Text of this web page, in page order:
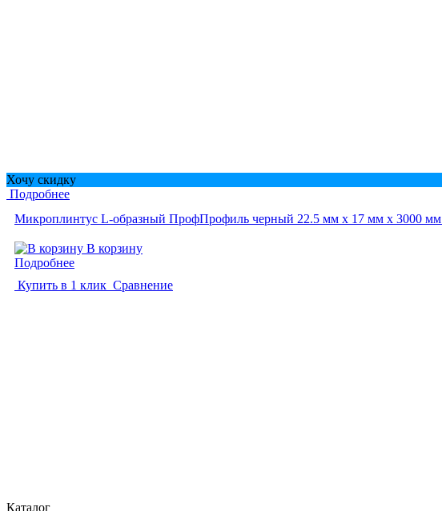
Хочу скидку
Подробнее
Микроплинтус L-образный ПрофПрофиль черный 22.5 мм x 17 мм х 3000 мм
В корзину
Подробнее
Купить в 1 клик Сравнение
Каталог